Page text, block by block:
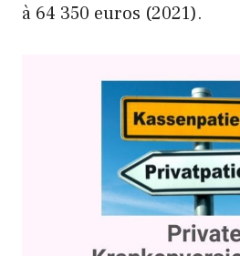
à 64 350 euros (2021).